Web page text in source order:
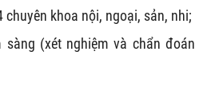
chuyên khoa nội, ngoại, sản, nhi;
sàng (xét nghiệm và chẩn đoán